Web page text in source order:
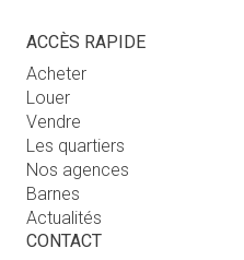
ACCÈS RAPIDE
Acheter
Louer
Vendre
Les quartiers
Nos agences
Barnes
Actualités
CONTACT